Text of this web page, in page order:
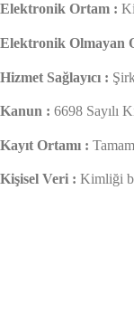
Elektronik Ortam :
Elektronik Olmayan
Hizmet Sağlayıcı :
Kanun : 6698 Sayılı
Kayıt Ortamı :
Kişisel Veri : Kimliği